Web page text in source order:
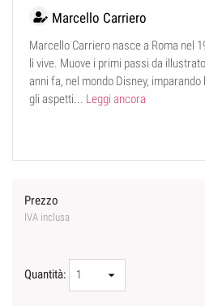
Marcello Carriero
Marcello Carriero nasce a Roma nel
lì vive. Muove i primi passi da
anni fa, nel mondo Disney,
gli aspetti... Leggi ancora
Prezzo
IVA inclusa
Quantità: